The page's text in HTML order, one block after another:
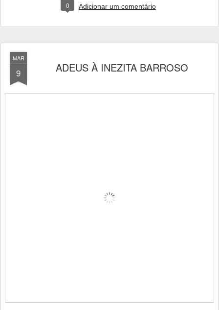
0 Adicionar um comentário
MAR
9 ADEUS À INEZITA BARROSO